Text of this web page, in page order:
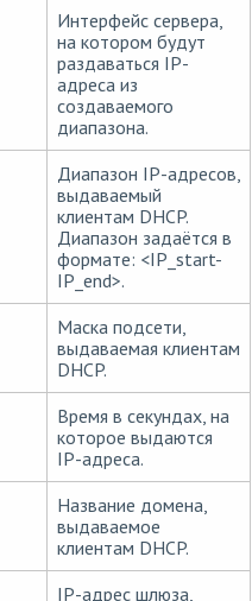
Интерфейс сервера,
на котором будут
раздаваться IP-
адреса из
создаваемого
диапазона.
Диапазон IP-адресов,
выдаваемый
клиентам DHCP.
Диапазон задаётся в
формате: <IP_start-
IP_end>.
Маска подсети,
выдаваемая клиентам
DHCP.
Время в секундах, на
которое выдаются
IP-адреса.
Название домена,
выдаваемое
клиентам DHCP.
IP-адрес шлюза,